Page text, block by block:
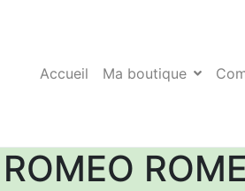
Accueil Ma boutique